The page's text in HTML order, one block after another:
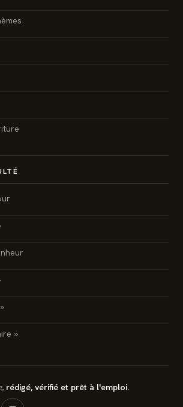
»
rédigé, vérifié et prêt à l'emploi.